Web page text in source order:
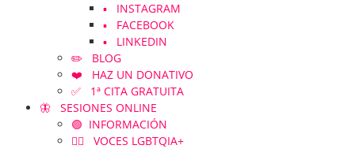
▪️ INSTAGRAM
▪️ FACEBOOK
▪️ LINKEDIN
✏️ BLOG
❤️ HAZ UN DONATIVO
✅ 1ª CITA GRATUITA
🦋 SESIONES ONLINE
🟢 INFORMACIÓN
🏳️‍🌈 VOCES LGBTQIA+